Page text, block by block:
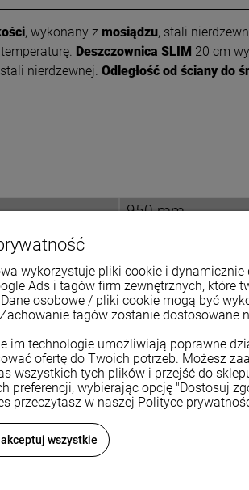
, wykonany z mosiądzu, stali
Deszczownica SLIM 20 cm
nierdzewnej. Odległość od ściany do
950 mm
wykorzystuje pliki cookie i dynamicznie
Ads i tagów firm zewnętrznych, które
osobowe / pliki cookie mogą być
tagów zostanie dostosowane
im technologie umożliwiają poprawne
ofertę do Twoich potrzeb. Możesz
wszystkich tych plików i przejść do
preferencji, wybierając opcję "Dostosuj
przeczytasz w naszej Polityce
wszystkie